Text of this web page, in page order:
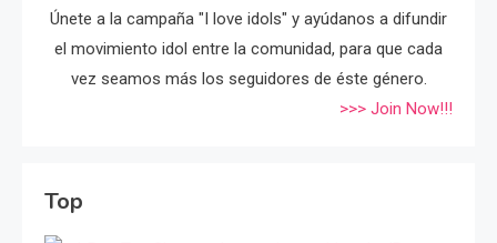
Únete a la campaña "I love idols" y ayúdanos a difundir
el movimiento idol entre la comunidad, para que cada
vez seamos más los seguidores de éste género.
>>> Join Now!!!
Top